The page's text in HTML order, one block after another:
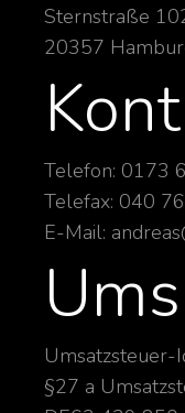
Sternstraße
20357
Telefon: 0173
Telefax: 040
E-Mail:
Umsatzsteuer-
§27 a